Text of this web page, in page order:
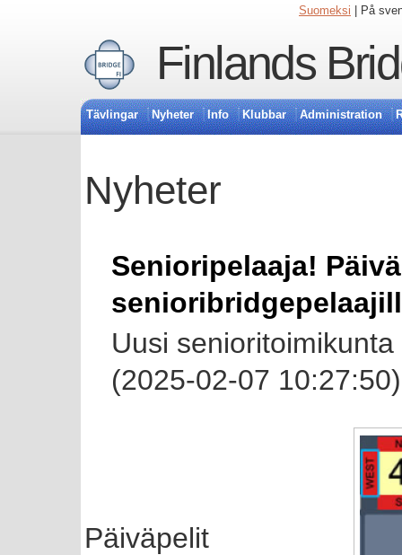
Suomeksi | På
Finlands
Tävlingar Nyheter Info Klubbar Administration
Nyheter
Senioripelaaja!
Uusi
(2025-02-07 10:27:50)
Päiväpelit